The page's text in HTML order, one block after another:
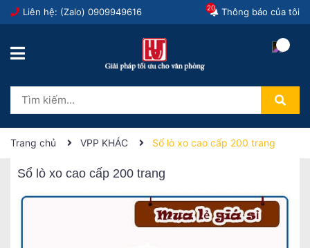
Liên hệ: (Zalo) 0909949616 Thông báo của tôi
20
Trang chủ VPP KHÁC Sổ lò xo cao cấp 200 trang
Sổ lò xo cao cấp 200 trang